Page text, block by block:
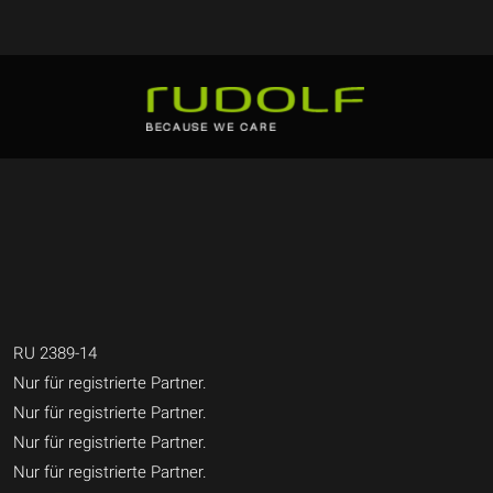
RU 2389-14
Nur für registrierte Partner.
Nur für registrierte Partner.
Nur für registrierte Partner.
Nur für registrierte Partner.